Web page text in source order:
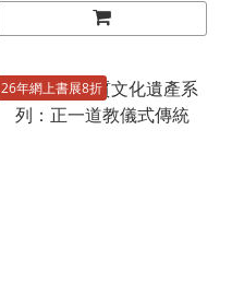
26年網上書展8折